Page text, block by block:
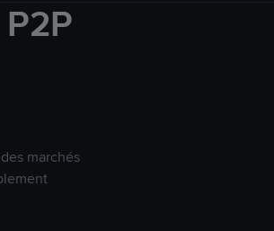
marchés